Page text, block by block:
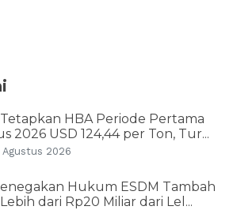
HBA Periode Pertama
2026 USD 124,44 per Ton, Tur...
Agustus 2026
Hukum ESDM Tambah
dari Rp20 Miliar dari Lel...